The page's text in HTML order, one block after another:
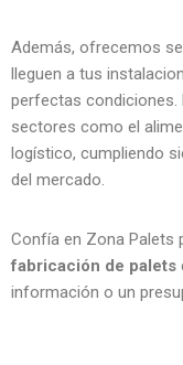
Además, ofrecemos
lleguen a tus
perfectas condiciones.
sectores como el
logístico, cumpliendo
del mercado.
Confía en Zona Palets
fabricación de palets
información o un